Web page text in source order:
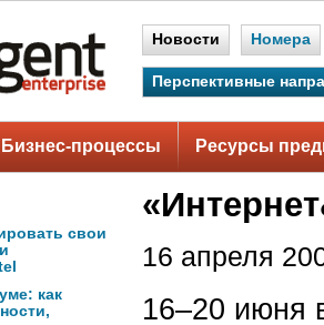
Новости Номера
Перспективные
Бизнес-процессы Ресурсы
свои
как
16 апреля
16–20 июня